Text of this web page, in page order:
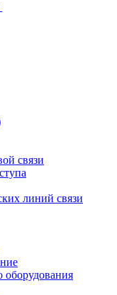
связи
линий связи
оборудования